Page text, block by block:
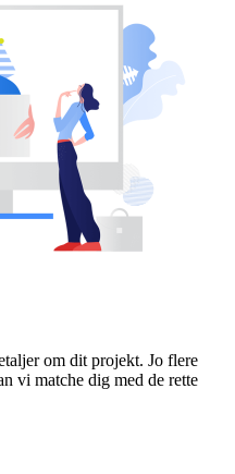
om dit projekt. Jo flere
vi matche dig med de rette